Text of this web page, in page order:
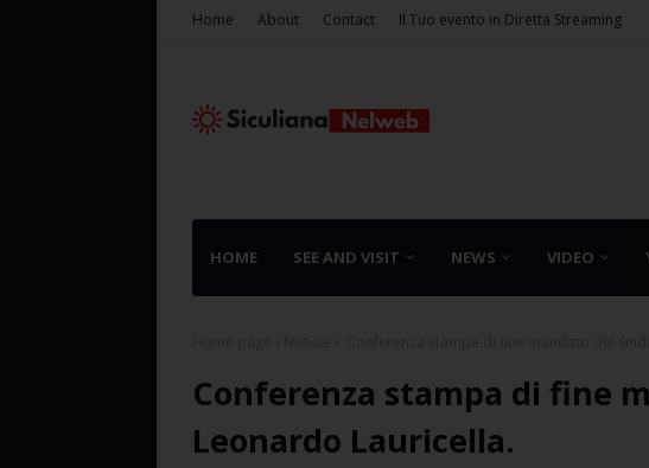
Home About Contact Il Tuo evento in Diretta Streaming
HOME SEE AND VISIT NEWS VIDEO
Conferenza stampa di fine
Leonardo Lauricella.